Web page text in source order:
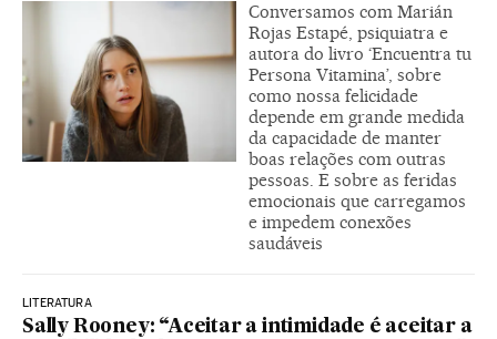
Conversamos com Marián
Rojas Estapé, psiquiatra e
autora do livro ‘Encuentra tu
Persona Vitamina’, sobre
como nossa felicidade
depende em grande medida
da capacidade de manter
boas relações com outras
pessoas. E sobre as feridas
emocionais que carregamos
e impedem conexões
saudáveis
LITERATURA
Sally Rooney: “Aceitar a intimidade é aceitar a